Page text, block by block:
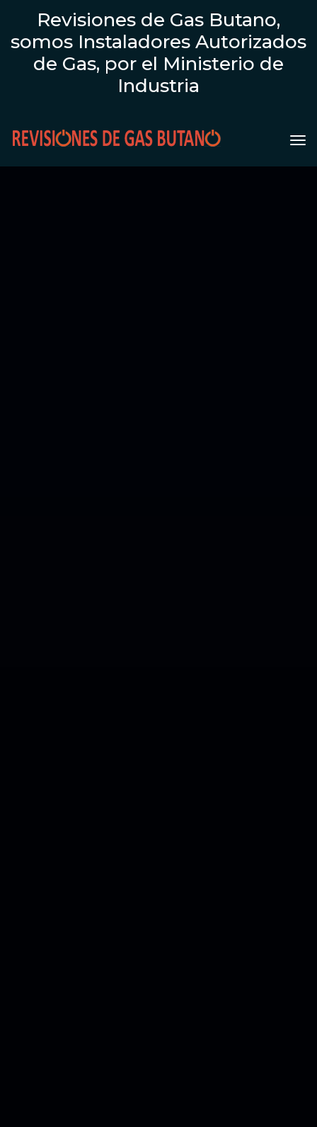
Revisiones de Gas Butano,
somos Instaladores Autorizados
de Gas, por el Ministerio de
Industria